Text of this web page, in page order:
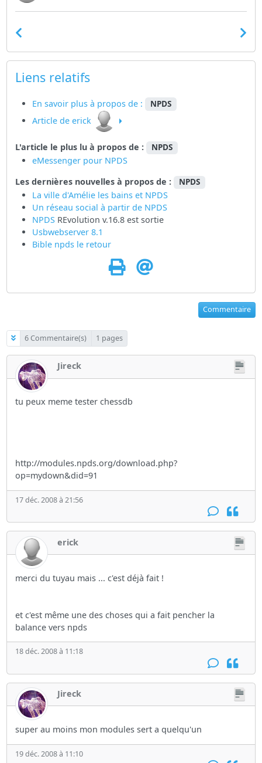
Liens relatifs
En savoir plus à propos de : NPDS
Article de erick
L'article le plus lu à propos de : NPDS
eMessenger pour NPDS
Les dernières nouvelles à propos de :
NPDS
La ville d'Amélie les bains et NPDS
Un réseau social à partir de NPDS
NPDSREvolution v.16.8 est sortie
Usbwebserver 8.1
Bible npds le retour
Commentaire
6 Commentaire(s) 1 pages
Jireck
tu peux meme tester chessdb
http://modules.npds.org/download.php?
op=mydown&did=91
17 déc. 2008 à 21:56
erick
merci du tuyau mais ... c'est déjà fait !
et c'est même une des choses qui a fait pencher la
balance vers npds
18 déc. 2008 à 11:18
Jireck
super au moins mon modules sert a quelqu'un
19 déc. 2008 à 11:10